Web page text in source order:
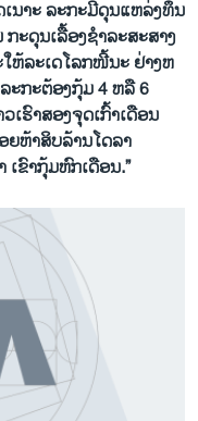
ນາະ ລະກະມີດຸນແຫລ່ງທຶນ
ະດຸນເລື້ອງຊໍາລະສະສາງ
ໃຫ້ລະເດໂລກໜີ້ນະ ຢ່າງຫ
ະກະຕ້ອງກຸ້ມ 4 ຫລື 6
ເຮົາສອງຈຸດເກົ້າເດືອນ
ຍຫ້າສິບລ້ານໂດລາ
ຂົາກຸ້ມຫົກເດືອນ.”